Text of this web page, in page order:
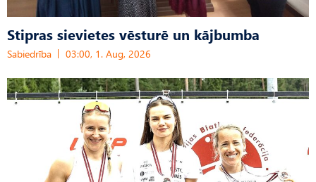
Stipras sievietes vēsturē un kājbumba
Sabiedrība 03:00, 1. Aug, 2026